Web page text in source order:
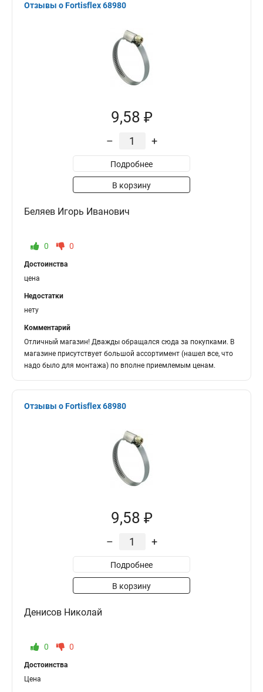
Отзывы о Fortisflex 68980
9,58 ₽
– +
Подробнее
В корзину
Беляев Игорь Иванович
0 0
Достоинства
цена
Недостатки
нету
Комментарий
Отличный магазин! Дважды обращался сюда за покупками. В
магазине присутствует большой ассортимент (нашел все, что
надо было для монтажа) по вполне приемлемым ценам.
Отзывы о Fortisflex 68980
9,58 ₽
– +
Подробнее
В корзину
Денисов Николай
0 0
Достоинства
Цена